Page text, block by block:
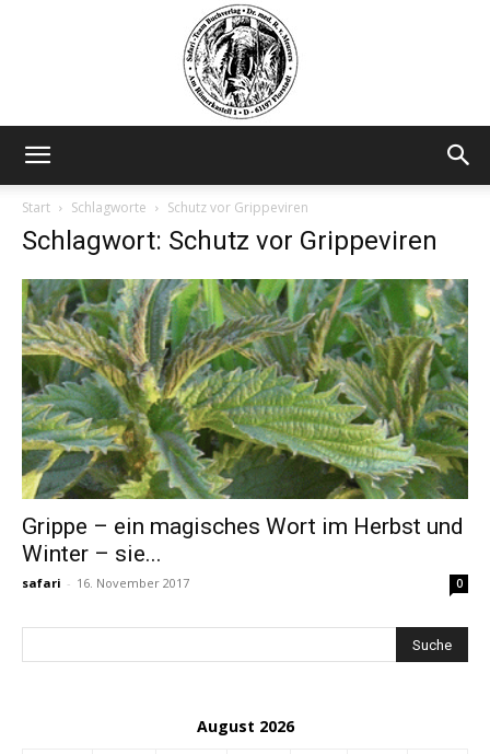
Start
Schlagworte Schutz vor Grippeviren
Schlagwort: Schutz vor Grippeviren
Grippe – ein magisches Wort im Herbst und
Winter – sie...
safari - 16. November 2017 0
August 2026